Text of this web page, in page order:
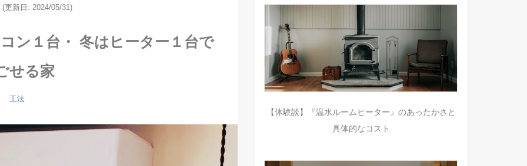
(更新日: 2024/05/31)
ン１台・ 冬はヒーター１台で
せる家
工法
【体験談】『温水ルームヒーター』のあったかさと
具体的なコスト